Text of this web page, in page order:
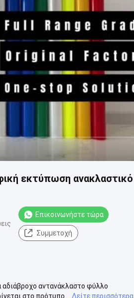
εκτύπωση ανακλαστικό
Επικοινωνήστε τώρα
Συμμετοχή
αδιάβροχο αντανάκλαστο φύλλο
στο πρότυπο...
Δείτε περισσότερα